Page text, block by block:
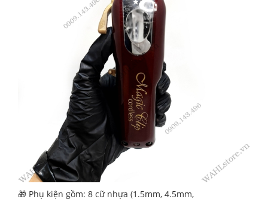
🎁 Phụ kiện gồm: 8 cữ nhựa (1.5mm, 4.5mm,